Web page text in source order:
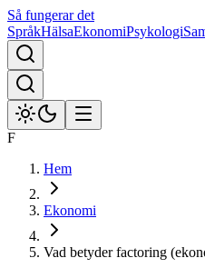
Så fungerar det
SpråkHälsaEkonomiPsykologi
F
Hem
Ekonomi
Vad betyder factoring